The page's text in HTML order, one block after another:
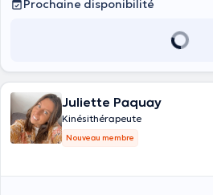
Prochaine disponibilité
Juliette Paquay
Kinésithérapeute
Nouveau membre